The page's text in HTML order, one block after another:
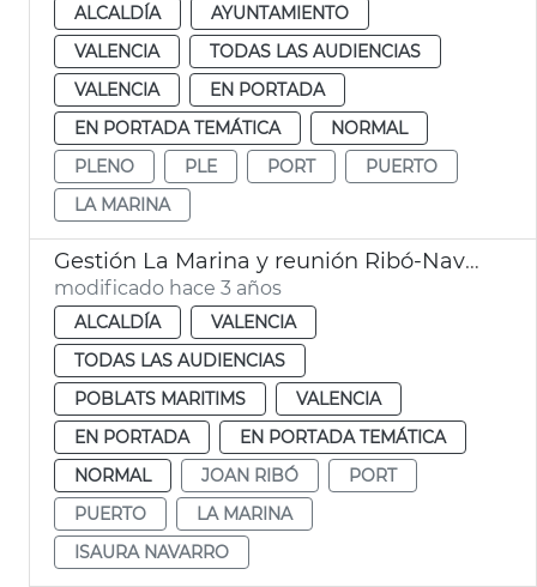
ALCALDÍA
AYUNTAMIENTO
VALENCIA
TODAS LAS AUDIENCIAS
VALENCIA
EN PORTADA
EN PORTADA TEMÁTICA
NORMAL
PLENO
PLE PORT
PUERTO
LA MARINA
Gestión La Marina y reunión Ribó-Navarro
modificado hace 3 años
ALCALDÍA
VALENCIA
TODAS LAS AUDIENCIAS
POBLATS MARITIMS
VALENCIA
EN PORTADA
EN PORTADA TEMÁTICA
NORMAL
JOAN RIBÓ
PORT
PUERTO
LA MARINA
ISAURA NAVARRO